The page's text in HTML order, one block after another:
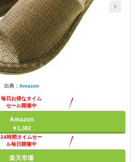
出典： Amazon
毎日お得なタイム
セール開催中
Amazon
￥1,382
24時間タイムセー
ル毎日開催中
楽天市場